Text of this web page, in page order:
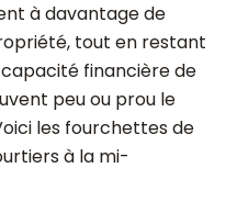
à davantage de
tout en restant
financière de
peu ou prou le
les fourchettes de
à la mi-